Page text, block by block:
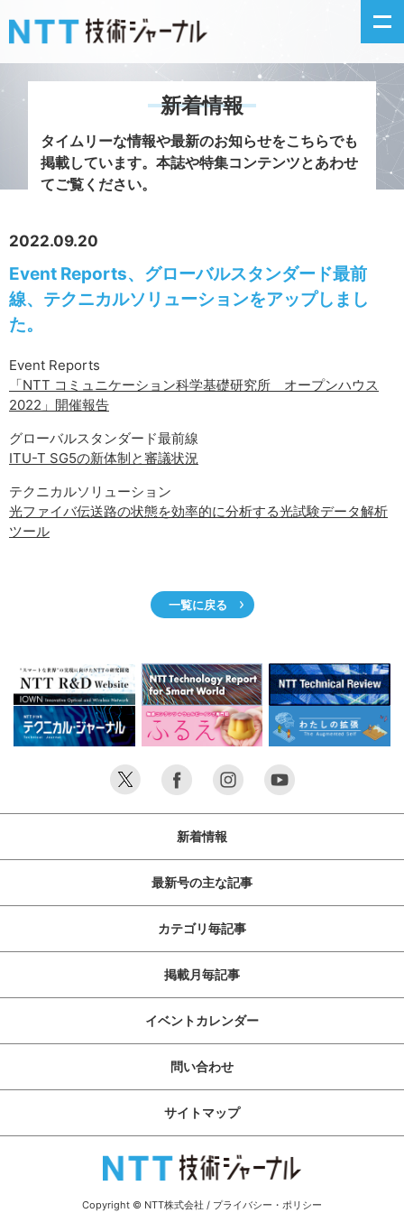
新着情報
掲載月毎記事
新着情報
タイムリーな情報や最新のお知らせをこちらでも
掲載しています。 本誌や特集コンテンツとあわせ
てご覧ください。
2022.09.20
Event Reports、グローバルスタンダード最前
線、テクニカルソリューションをアップしまし
た。
Event Reports
「NTT コミュニケーション科学基礎研究所 オープンハウス
2022」開催報告
グローバルスタンダード最前線
ITU-T SG5の新体制と審議状況
テクニカルソリューション
光ファイバ伝送路の状態を効率的に分析する光試験データ解析
ツール
一覧に戻る
新着情報
最新号の主な記事
カテゴリ毎記事
掲載月毎記事
イベントカレンダー
問い合わせ
サイトマップ
Copyright © NTT株式会社 / プライバシー・ポリシー